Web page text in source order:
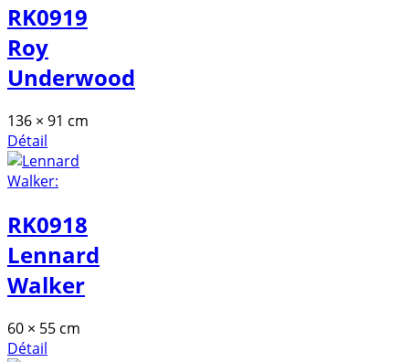
RK0919
Roy
Underwood
136 × 91 cm
Détail
RK0918
Lennard
Walker
60 × 55 cm
Détail